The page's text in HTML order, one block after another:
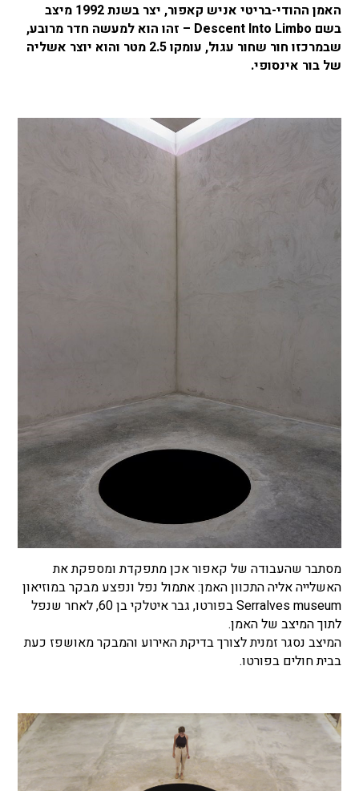
האמן ההודי-בריטי אניש קאפור, יצר בשנת 1992 מיצב
בשם Descent Into Limbo – זהו הוא למעשה חדר מרובע,
שבמרכזו חור שחור עגול, עומקו 2.5 מטר והוא יוצר אשליה
של בור אינסופי.
מסתבר שהעבודה של קאפור אכן מתפקדת ומספקת את
האשלייה אליה התכוון האמן: אתמול נפל ונפצע מבקר במוזיאון
Serralves museum בפורטו, גבר איטלקי בן 60, לאחר שנפל
לתוך המיצב של האמן.
המיצב נסגר זמנית לצורך בדיקת האירוע והמבקר מאושפז כעת
בבית חולים בפורטו.